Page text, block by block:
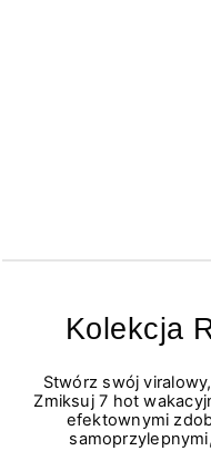
Kolekcja
Stwórz swój
Zmiksuj 7 hot
efektownymi